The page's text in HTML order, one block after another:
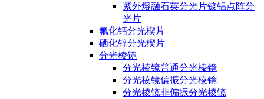
紫外熔融石英分光片镀铝点阵分
光片
氟化钙分光楔片
硒化锌分光楔片
分光棱镜
分光棱镜普通分光棱镜
分光棱镜偏振分光棱镜
分光棱镜非偏振分光棱镜